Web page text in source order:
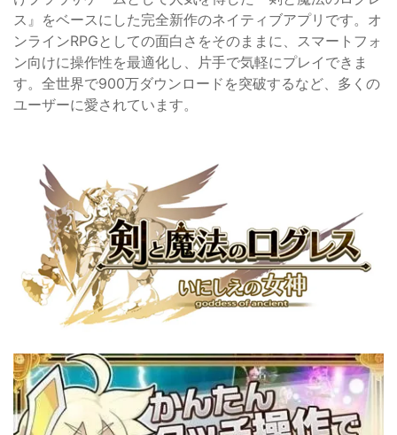
ス』をベースにした完全新作のネイティブアプリです。オ
ンラインRPGとしての面白さをそのままに、スマートフォ
ン向けに操作性を最適化し、片手で気軽にプレイできま
す。全世界で900万ダウンロードを突破するなど、多くの
ユーザーに愛されています。